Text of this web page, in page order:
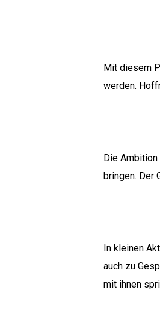
Mit diesem
werden.
Die
bringen. Der
In kleinen
auch zu
mit ihnen